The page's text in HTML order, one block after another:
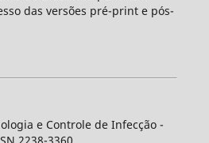
das versões pré-print e pós-
e Controle de Infecção -